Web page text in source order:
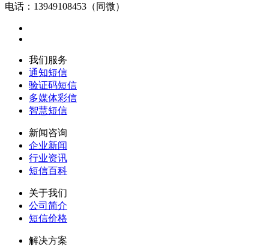
电话：13949108453（同微）
我们服务
通知短信
验证码短信
多媒体彩信
智慧短信
新闻咨询
企业新闻
行业资讯
短信百科
关于我们
公司简介
短信价格
解决方案